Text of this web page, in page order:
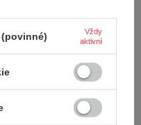
jsou četné a díky nim jsou tyto stroje
a efektivní stroj na sekání
se může pohybovat v
jako jsou stromy či keře, které
otáčení
jsou známé svým
vzhledu zahrady nesmírně
Vždy
aktivní